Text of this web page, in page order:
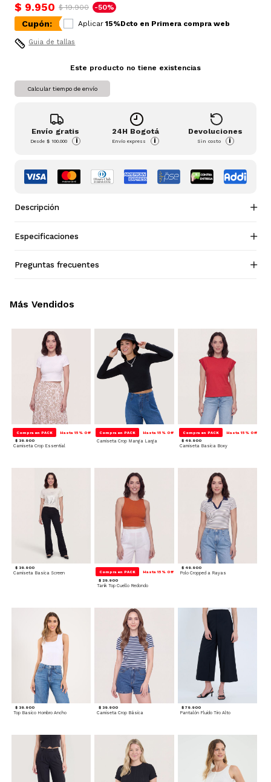
$ 9.950 $ 19.900 -50%
Cupón: Aplicar 15%Dcto en Primera compra web
Guia de tallas
Este producto no tiene existencias
Calcular tiempo de envío
Envío gratis
Desde$ 100.000 i
24H Bogotá
Envío express i
Devoluciones
Sin costo i
Descripción
Especificaciones
Preguntas frecuentes
Compra en PACK Hasta 15% Off
$ 39.900
Camiseta Crop Essential
Compra en PACK Hasta 15% Off
Camiseta Crop Manga Larga
Compra en PACK Hasta 15% Off
$ 49.900
Camiseta Basica Boxy
$ 39.900
Camiseta Basica Screen Compra en PACK Hasta 15% Off
$ 29.900
Tank Top Cuello Redondo
$ 49.900
Polo Cropped a Rayas
$ 39.900
Top Basico Hombro Ancho
$ 39.900
Camiseta Crop Básica
$ 79.900
Pantalón Fluido Tiro Alto
Más Vendidos